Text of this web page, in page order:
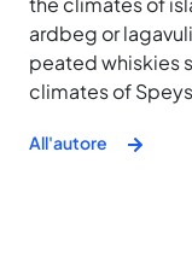
ardbeg or
peated whiskies
climates of
All'autore